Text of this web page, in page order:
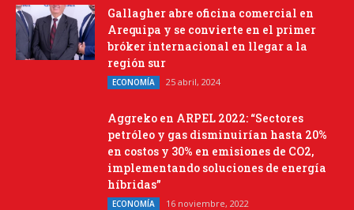
Gallagher abre oficina comercial en
Arequipa y se convierte en el primer
bróker internacional en llegar a la
región sur
ECONOMÍA 25 abril, 2024
Aggreko en ARPEL 2022: “Sectores
petróleo y gas disminuirían hasta 20%
en costos y 30% en emisiones de CO2,
implementando soluciones de energía
híbridas”
ECONOMÍA 16 noviembre, 2022